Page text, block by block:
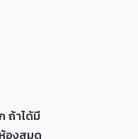
ถ้าได้มี
องสมุด